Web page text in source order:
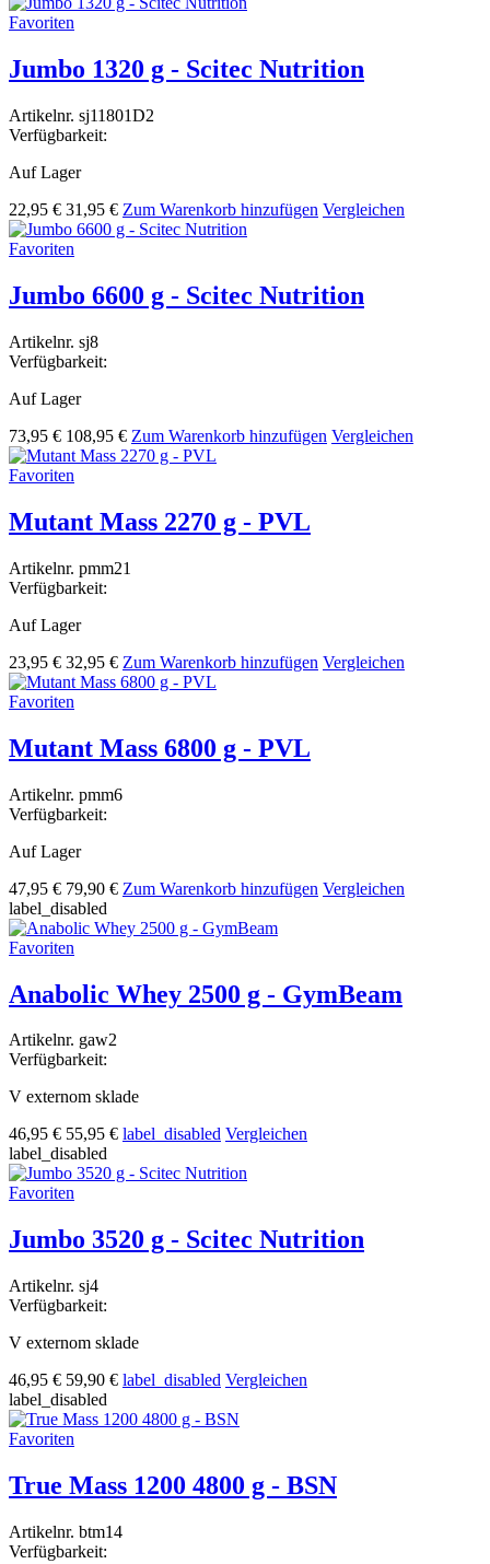
Favoriten
Jumbo 1320 g - Scitec Nutrition
Artikelnr. sj11801D2
Verfügbarkeit:
Auf Lager
22,95 € 31,95 € Zum Warenkorb hinzufügen Vergleichen
Favoriten
Jumbo 6600 g - Scitec Nutrition
Artikelnr. sj8
Verfügbarkeit:
Auf Lager
73,95 € 108,95 € Zum Warenkorb hinzufügen Vergleichen
Favoriten
Mutant Mass 2270 g - PVL
Artikelnr. pmm21
Verfügbarkeit:
Auf Lager
23,95 € 32,95 € Zum Warenkorb hinzufügen Vergleichen
Favoriten
Mutant Mass 6800 g - PVL
Artikelnr. pmm6
Verfügbarkeit:
Auf Lager
47,95 € 79,90 € Zum Warenkorb hinzufügen Vergleichen
label_disabled
Favoriten
Anabolic Whey 2500 g - GymBeam
Artikelnr. gaw2
Verfügbarkeit:
V externom sklade
46,95 € 55,95 € label_disabled Vergleichen
label_disabled
Favoriten
Jumbo 3520 g - Scitec Nutrition
Artikelnr. sj4
Verfügbarkeit:
V externom sklade
46,95 € 59,90 € label_disabled Vergleichen
label_disabled
Favoriten
True Mass 1200 4800 g - BSN
Artikelnr. btm14
Verfügbarkeit: